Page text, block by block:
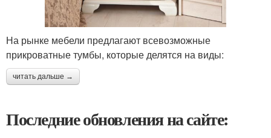
На рынке мебели предлагают всевозможные
прикроватные тумбы, которые делятся на виды:
читать дальше →
Последние обновления на сайте: